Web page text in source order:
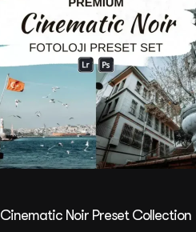
Cinematic Noir Preset Collection